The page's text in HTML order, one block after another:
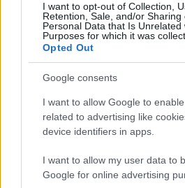
I want to opt-out of Collection,
Retention, Sale, and/or Sharing
Personal Data that Is Unrelated
Purposes for which it was
Opted Out
Google consents
I want to allow Google to
related to advertising like
device identifiers in apps.
I want to allow my user data to
Google for online advertising
Valle d’Aosta: polemiche tra